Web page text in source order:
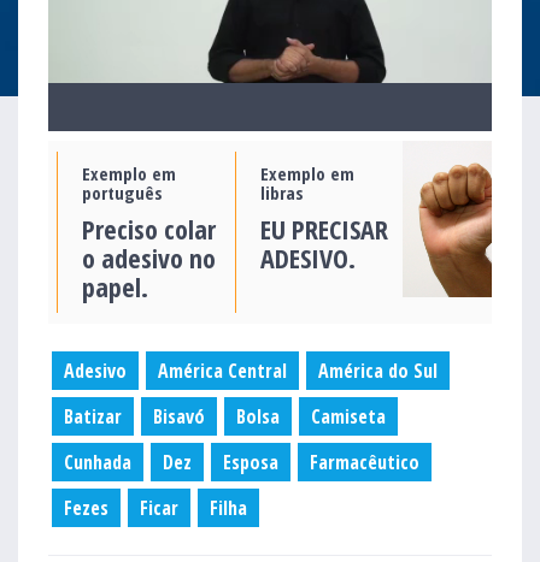
Exemplo em
português
Preciso colar
o adesivo no
papel.
Exemplo em
libras
EU PRECISAR
ADESIVO.
Adesivo América Central
América do Sul
Batizar
Bisavó Bolsa
Camiseta
Cunhada
Dez Esposa
Farmacêutico
Fezes
Ficar Filha